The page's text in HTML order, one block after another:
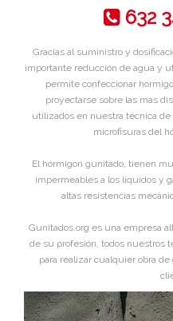
632
Gracias al suministro y
importante reducción de agua y
permite confeccionar
proyectarse sobre las mas
utilizados en nuestra técnica
microfisuras del
El hórmigon gunitado, tienen
impermeables a los líquidos y
altas resistencias
Gunitados.org es una empresa
de su profesión, todos nuestros
para realizar cualquier obra